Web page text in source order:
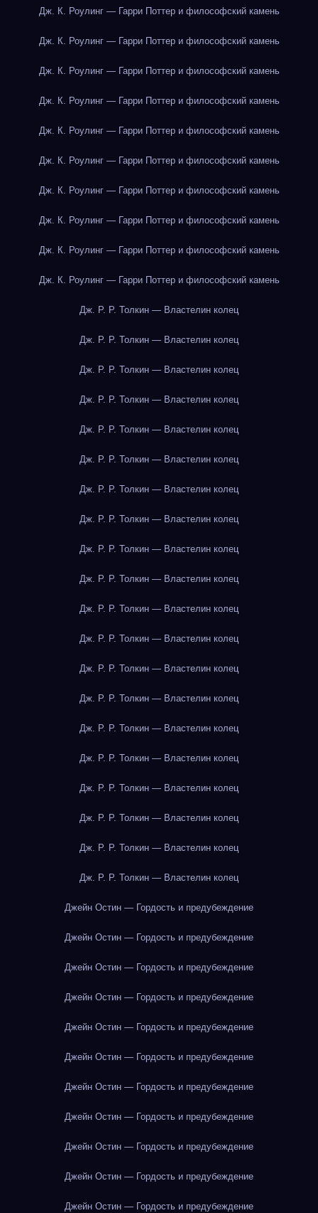
Дж. К. Роулинг — Гарри Поттер и философский камень
Дж. К. Роулинг — Гарри Поттер и философский камень
Дж. К. Роулинг — Гарри Поттер и философский камень
Дж. К. Роулинг — Гарри Поттер и философский камень
Дж. К. Роулинг — Гарри Поттер и философский камень
Дж. К. Роулинг — Гарри Поттер и философский камень
Дж. К. Роулинг — Гарри Поттер и философский камень
Дж. К. Роулинг — Гарри Поттер и философский камень
Дж. К. Роулинг — Гарри Поттер и философский камень
Дж. К. Роулинг — Гарри Поттер и философский камень
Дж. Р. Р. Толкин — Властелин колец
Дж. Р. Р. Толкин — Властелин колец
Дж. Р. Р. Толкин — Властелин колец
Дж. Р. Р. Толкин — Властелин колец
Дж. Р. Р. Толкин — Властелин колец
Дж. Р. Р. Толкин — Властелин колец
Дж. Р. Р. Толкин — Властелин колец
Дж. Р. Р. Толкин — Властелин колец
Дж. Р. Р. Толкин — Властелин колец
Дж. Р. Р. Толкин — Властелин колец
Дж. Р. Р. Толкин — Властелин колец
Дж. Р. Р. Толкин — Властелин колец
Дж. Р. Р. Толкин — Властелин колец
Дж. Р. Р. Толкин — Властелин колец
Дж. Р. Р. Толкин — Властелин колец
Дж. Р. Р. Толкин — Властелин колец
Дж. Р. Р. Толкин — Властелин колец
Дж. Р. Р. Толкин — Властелин колец
Дж. Р. Р. Толкин — Властелин колец
Дж. Р. Р. Толкин — Властелин колец
Джейн Остин — Гордость и предубеждение
Джейн Остин — Гордость и предубеждение
Джейн Остин — Гордость и предубеждение
Джейн Остин — Гордость и предубеждение
Джейн Остин — Гордость и предубеждение
Джейн Остин — Гордость и предубеждение
Джейн Остин — Гордость и предубеждение
Джейн Остин — Гордость и предубеждение
Джейн Остин — Гордость и предубеждение
Джейн Остин — Гордость и предубеждение
Джейн Остин — Гордость и предубеждение